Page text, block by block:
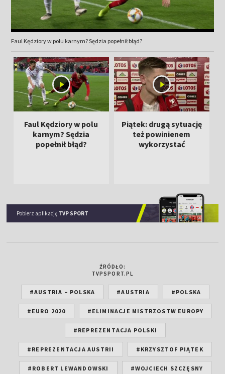
Faul Kędziory w polu karnym? Sędzia popełnił błąd?
Faul Kędziory w polu
karnym? Sędzia
popełnił błąd?
Piątek: drugą sytuację
też powinienem
wykorzystać
Pobierz aplikację TVP SPORT
ŹRÓDŁO:
TVPSPORT.PL
#AUSTRIA – POLSKA #AUSTRIA #POLSKA
#EURO 2020 #ELIMINACJE MISTRZOSTW EUROPY
#REPREZENTACJA POLSKI
#REPREZENTACJA AUSTRII #KRZYSZTOF PIĄTEK
#ROBERT LEWANDOWSKI #WOJCIECH SZCZĘSNY